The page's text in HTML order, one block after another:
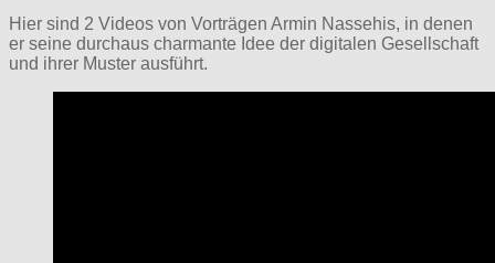
Hier sind 2 Videos von Vorträgen Armin Nassehis, in denen
er seine durchaus charmante Idee der digitalen Gesellschaft
und ihrer Muster ausführt.